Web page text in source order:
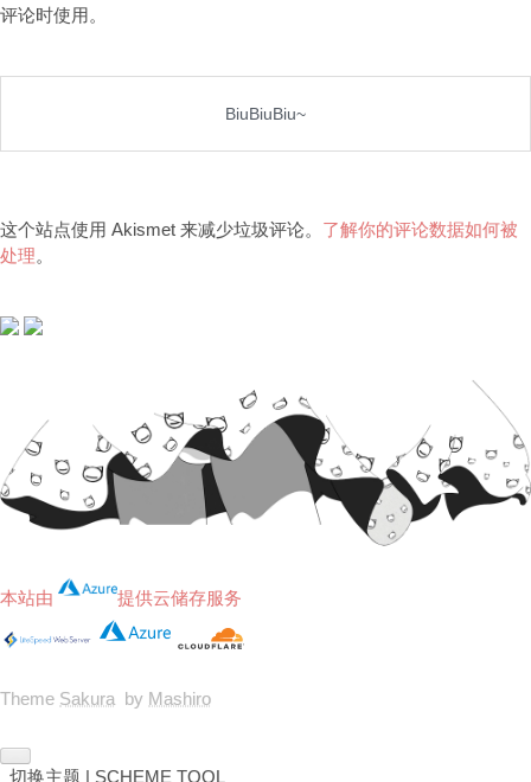
评论时使用。
这个站点使用 Akismet 来减少垃圾评论。 了解你的评论数据如何被
处理。
本站由 提供云储存服务
Theme Sakura by Mashiro
切换主题 | SCHEME TOOL